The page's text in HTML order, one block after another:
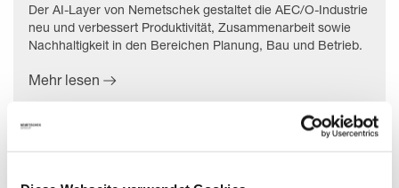
Der AI-Layer von Nemetschek gestaltet die AEC/O-Industrie
neu und verbessert Produktivität, Zusammenarbeit sowie
Nachhaltigkeit in den Bereichen Planung, Bau und Betrieb.
Mehr lesen